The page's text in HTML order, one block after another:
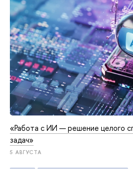
«Работа с ИИ — решение целого
задач»
5 АВГУСТА